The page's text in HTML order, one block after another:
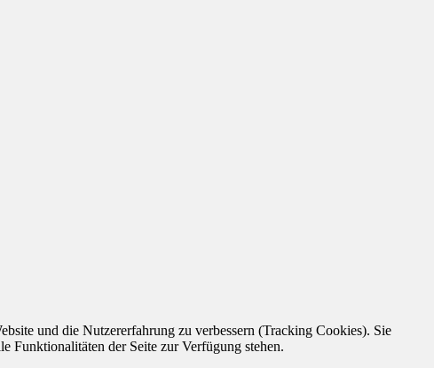
und die Nutzererfahrung zu verbessern (Tracking Cookies). Sie
Funktionalitäten der Seite zur Verfügung stehen.